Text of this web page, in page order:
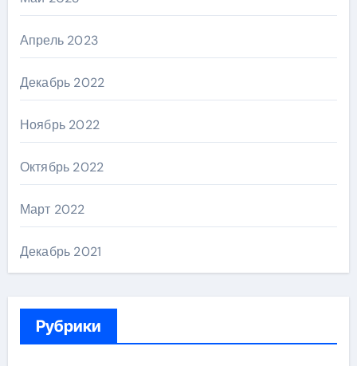
Апрель 2023
Декабрь 2022
Ноябрь 2022
Октябрь 2022
Март 2022
Декабрь 2021
Рубрики